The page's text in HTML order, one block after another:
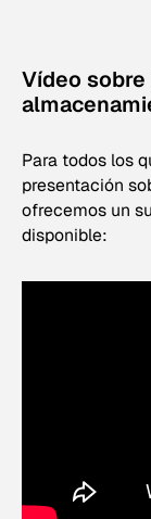
Vídeo
Para todos los
presentación
ofrecemos un
disponible: